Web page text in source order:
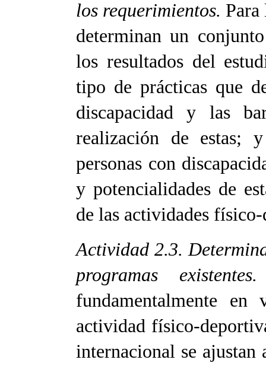
los requerimientos. Para
determinan un
los resultados del
tipo de prácticas que
discapacidad y las
realización de estas;
personas con
y potencialidades de
de las actividades
Actividad 2.3.
programas
fundamentalmente
actividad físico-
internacional se ajustan